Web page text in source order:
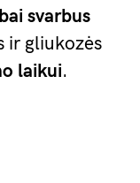
svarbus
ir gliukozės
laikui.